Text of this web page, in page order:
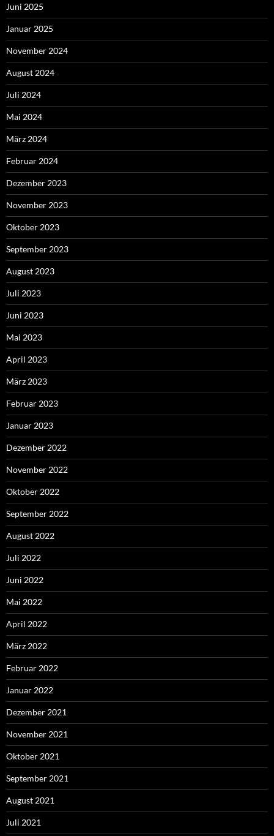
Juni 2025
Januar 2025
November 2024
August 2024
Juli 2024
Mai 2024
März 2024
Februar 2024
Dezember 2023
November 2023
Oktober 2023
September 2023
August 2023
Juli 2023
Juni 2023
Mai 2023
April 2023
März 2023
Februar 2023
Januar 2023
Dezember 2022
November 2022
Oktober 2022
September 2022
August 2022
Juli 2022
Juni 2022
Mai 2022
April 2022
März 2022
Februar 2022
Januar 2022
Dezember 2021
November 2021
Oktober 2021
September 2021
August 2021
Juli 2021